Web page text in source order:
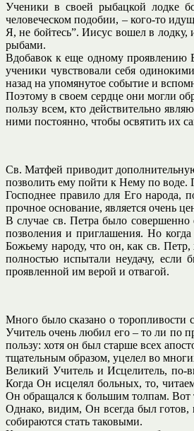
Ученики в своей рыбацкой лодке
человеческом подобии, – кого-то
Я, не бойтесь”. Иисус вошел в
рыбами.
Вдобавок к еще одному проявлению
ученики чувствовали себя
назад на упомянутое событие и
Поэтому в своем сердце они могли
пользу всем, кто действительно
ними постоянно, чтобы освятить их
Св. Матфей приводит
позволить ему пойти к Нему по воде.
Господнее правило для Его народа,
прочное основание, является очень
В случае св. Петра было совершенно
позволения и приглашения. Но
Божьему народу, что он, как св.
полностью испытали неудачу,
проявленной им верой и отвагой.
Много было сказано о торопливости
Учитель очень любил его – то ли по
пользу: хотя он был старше всех
тщательным образом, уцелел во
Великий Учитель и Исцелитель, по-
Когда Он исцелял больных, то,
Он обращался к большим толпам. Вот
Однако, видим, Он всегда был готов,
собираются стать таковыми.